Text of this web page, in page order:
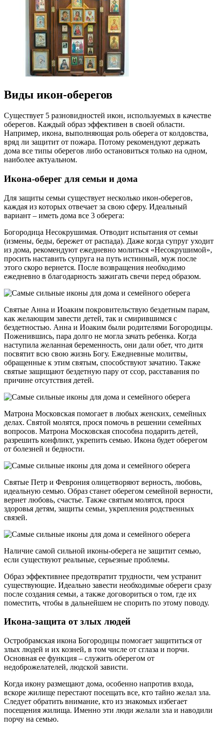
Виды икон-оберегов
Существует 5 разновидностей икон, используемых в качестве
оберегов. Каждый образ эффективен в своей области.
Например, икона, выполняющая роль оберега от колдовства,
вряд ли защитит от пожара. Потому рекомендуют держать
дома все типы оберегов либо остановиться только на одном,
наиболее актуальном.
Икона-оберег для семьи и дома
Для защиты семьи существует несколько икон-оберегов,
каждая из которых отвечает за свою сферу. Идеальный
вариант – иметь дома все 3 оберега:
Богородица Несокрушимая. Отводит испытания от семьи
(измены, беды, бережет от распада). Даже когда супруг уходит
из дома, рекомендуют ежедневно молиться «Несокрушимой»,
просить наставить супруга на путь истинный, муж после
этого скоро вернется. После возвращения необходимо
ежедневно в благодарность зажигать свечи перед образом.
Святые Анна и Иоаким покровительствую бездетным парам,
как желающим завести детей, так и смирившимся с
бездетностью. Анна и Иоаким были родителями Богородицы.
Поженившись, пара долго не могла зачать ребенка. Когда
наступила желанная беременность, они дали обет, что дитя
посвятит всю свою жизнь Богу. Ежедневные молитвы,
обращенные к этим святым, способствуют зачатию. Также
святые защищают бездетную пару от ссор, расставания по
причине отсутствия детей.
Матрона Московская помогает в любых женских, семейных
делах. Святой молятся, прося помочь в решении семейных
вопросов. Матрона Московская способна подарить детей,
разрешить конфликт, укрепить семью. Икона будет оберегом
от болезней и бедности.
Святые Петр и Феврония олицетворяют верность, любовь,
идеальную семью. Образ станет оберегом семейной верности,
вернет любовь, счастье. Также святым молятся, прося
здоровья детям, защиты семьи, укрепления родственных
связей.
Наличие самой сильной иконы-оберега не защитит семью,
если существуют реальные, серьезные проблемы.
Образ эффективнее предотвратит трудности, чем устранит
существующие. Идеально завести необходимые обереги сразу
после создания семьи, а также договориться о том, где их
поместить, чтобы в дальнейшем не спорить по этому поводу.
Икона-защита от злых людей
Остробрамская икона Богородицы помогает защититься от
злых людей и их козней, в том числе от сглаза и порчи.
Основная ее функция – служить оберегом от
недоброжелателей, людской зависти.
Когда икону размещают дома, особенно напротив входа,
вскоре жилище перестают посещать все, кто тайно желал зла.
Следует обратить внимание, кто из знакомых избегает
посещения жилища. Именно эти люди желали зла и наводили
порчу на семью.